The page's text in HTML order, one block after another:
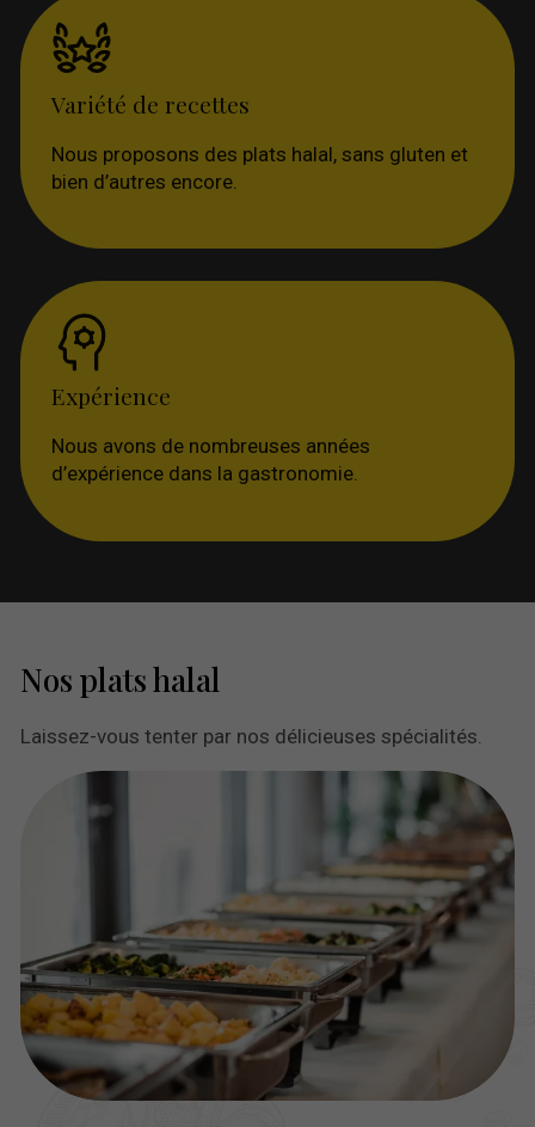
Variété de recettes
Nous proposons des plats halal, sans gluten et
bien d’autres encore.
Expérience
Nous avons de nombreuses années
d’expérience dans la gastronomie.
Nos plats halal
Laissez-vous tenter par nos délicieuses spécialités.